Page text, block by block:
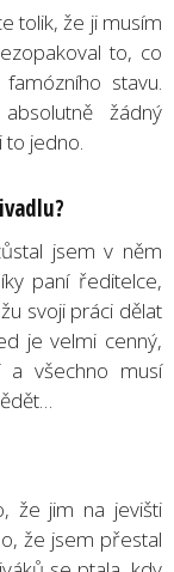
tolik, že ji musím
to, co
stavu.
žádný
to jedno.
jsem v něm
paní ředitelce,
svoji práci dělat
je velmi cenný,
a všechno musí
že jim na jevišti
že jsem přestal